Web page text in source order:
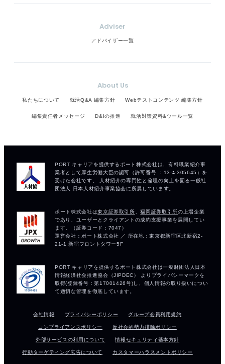
Adviser
アドバイザー一覧
About Us
私たちについて 就活Q&A 編集方針 Webテストコンテンツ 編集方針
編集責任者メッセージ D&Iの推進 就活対策資料&ツール一覧
会社情報 プライバシーポリシー グループ会員利用規約
コンプライアンスポリシー 反社会的勢力排除ポリシー
外部サービスの利用について 情報セキュリティ基本方針
行動ターゲティング広告について カスタマーハラスメントポリシー